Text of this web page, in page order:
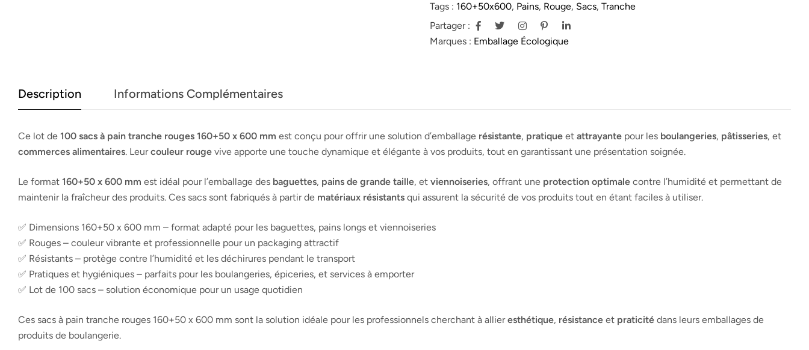
Tags : 160+50x600, Pains, Rouge, Sacs, Tranche
Partager :
Marques : Emballage Écologique
Description Informations Complémentaires
Ce lot de 100 sacs à pain tranche rouges 160+50 x 600 mm est conçu pour offrir une solution d’emballage résistante, pratique et attrayante pour les boulangeries, pâtisseries, et
commerces alimentaires. Leurcouleur rouge vive apporte une touche dynamique et élégante à vos produits, tout en garantissant une présentation soignée.
Le format 160+50 x 600 mm est idéal pour l’emballage des baguettes, pains de grande taille, et viennoiseries, offrant une protection optimale contre l’humidité et permettant de
maintenir la fraîcheur des produits. Ces sacs sont fabriqués à partir de matériaux résistants qui assurent la sécurité de vos produits tout en étant faciles à utiliser.
✅ Dimensions 160+50 x 600 mm – format adapté pour les baguettes, pains longs et viennoiseries
✅ Rouges – couleur vibrante et professionnelle pour un packaging attractif
✅ Résistants – protège contre l’humidité et les déchirures pendant le transport
✅ Pratiques et hygiéniques – parfaits pour les boulangeries, épiceries, et services à emporter
✅ Lot de 100 sacs – solution économique pour un usage quotidien
Ces sacs à pain tranche rouges 160+50 x 600 mm sont la solution idéale pour les professionnels cherchant à allieresthétique, résistance et praticité dans leurs emballages de
produits de boulangerie.